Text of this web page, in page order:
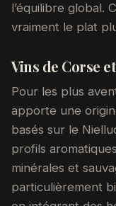
l’équilibre global.
vraiment le plat
Vins de Corse
Pour les plus
apporte une
basés sur le
profils
minérales et
particulièrement